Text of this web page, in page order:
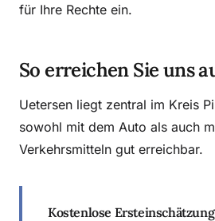
für Ihre Rechte ein.
So erreichen Sie uns
Uetersen liegt zentral im Kreis
sowohl mit dem Auto als auch
Verkehrsmitteln gut erreichbar.
Kostenlose Ersteinschätzung